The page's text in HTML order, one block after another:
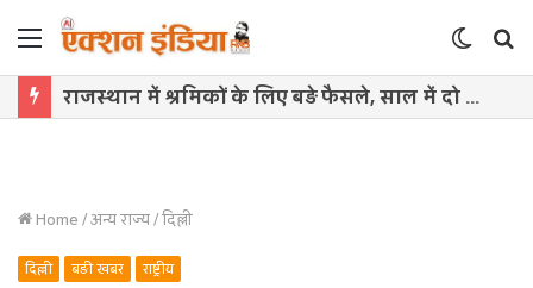
Menu
Switch
skin
राजस्थान में श्रमिकों के लिए बड़े फैसले, साल में दो बार बढ़ेगा महंगाई भत्ता
Home/अन्य राज्य/दिल्ली
दिल्ली बड़ी खबर राष्ट्रीय